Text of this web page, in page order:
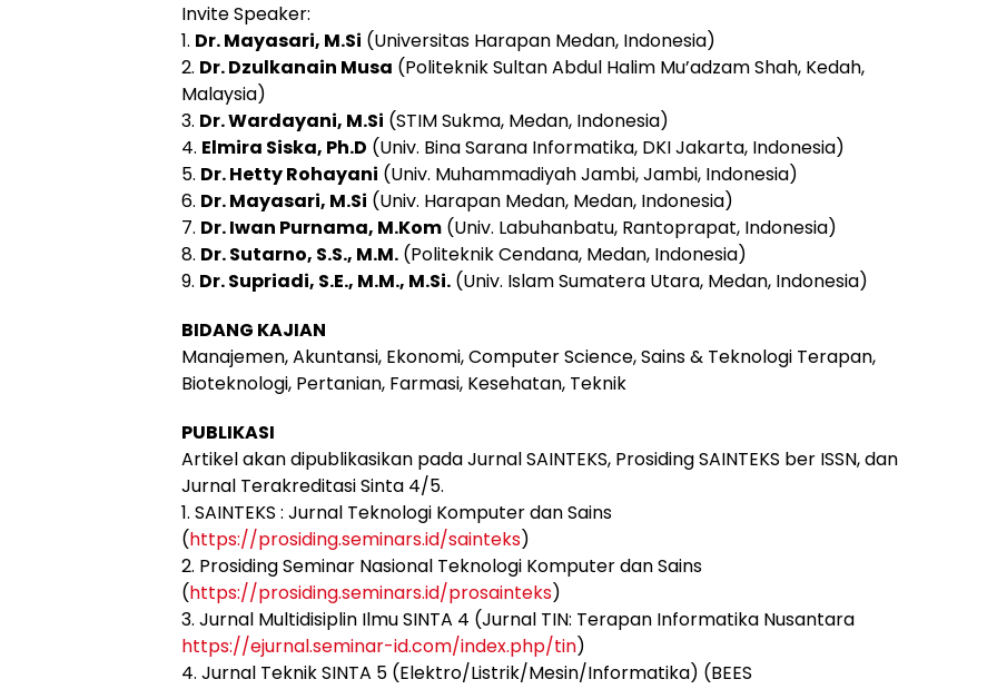
Invite Speaker:
1. Dr. Mayasari, M.Si (Universitas Harapan Medan, Indonesia)
2. Dr. Dzulkanain Musa (Politeknik Sultan Abdul Halim Mu’adzam Shah, Kedah,
Malaysia)
3. Dr. Wardayani, M.Si (STIM Sukma, Medan, Indonesia)
4. Elmira Siska, Ph.D (Univ. Bina Sarana Informatika, DKI Jakarta, Indonesia)
5. Dr. Hetty Rohayani (Univ. Muhammadiyah Jambi, Jambi, Indonesia)
6. Dr. Mayasari, M.Si (Univ. Harapan Medan, Medan, Indonesia)
7. Dr. Iwan Purnama, M.Kom (Univ. Labuhanbatu, Rantoprapat, Indonesia)
8. Dr. Sutarno, S.S., M.M. (Politeknik Cendana, Medan, Indonesia)
9. Dr. Supriadi, S.E., M.M., M.Si. (Univ. Islam Sumatera Utara, Medan, Indonesia)
BIDANG KAJIAN
Manajemen, Akuntansi, Ekonomi, Computer Science, Sains & Teknologi Terapan,
Bioteknologi, Pertanian, Farmasi, Kesehatan, Teknik
PUBLIKASI
Artikel akan dipublikasikan pada Jurnal SAINTEKS, Prosiding SAINTEKS ber ISSN, dan
Jurnal Terakreditasi Sinta 4/5.
1. SAINTEKS : Jurnal Teknologi Komputer dan Sains
(https://prosiding.seminars.id/sainteks)
2. Prosiding Seminar Nasional Teknologi Komputer dan Sains
(https://prosiding.seminars.id/prosainteks)
3. Jurnal Multidisiplin Ilmu SINTA 4 (Jurnal TIN: Terapan Informatika Nusantara
https://ejurnal.seminar-id.com/index.php/tin)
4. Jurnal Teknik SINTA 5 (Elektro/Listrik/Mesin/Informatika) (BEES